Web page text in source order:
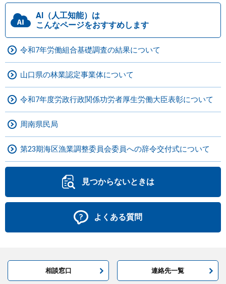
AI（人工知能）は
こんなページをおすすめします
令和7年労働組合基礎調査の結果について
山口県の林業認定事業体について
令和7年度労政行政関係功労者厚生労働大臣表彰について
周南県民局
第23期海区漁業調整委員会委員への辞令交付式について
見つからないときは
よくある質問
相談窓口 連絡先一覧